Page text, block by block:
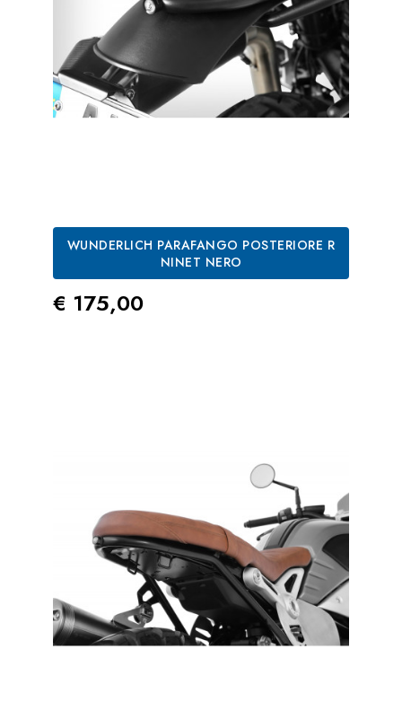
WUNDERLICH PARAFANGO POSTERIORE R
NINET NERO
Prezzo
€ 175,00